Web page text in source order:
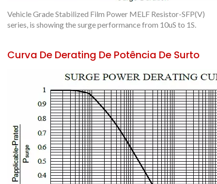
Vehicle Grade Stabilized Film Power MELF Resistor-SFP(V)
series, is showing the surge performance from 10uS to 1S.
Curva De Derating De Potência De Surto